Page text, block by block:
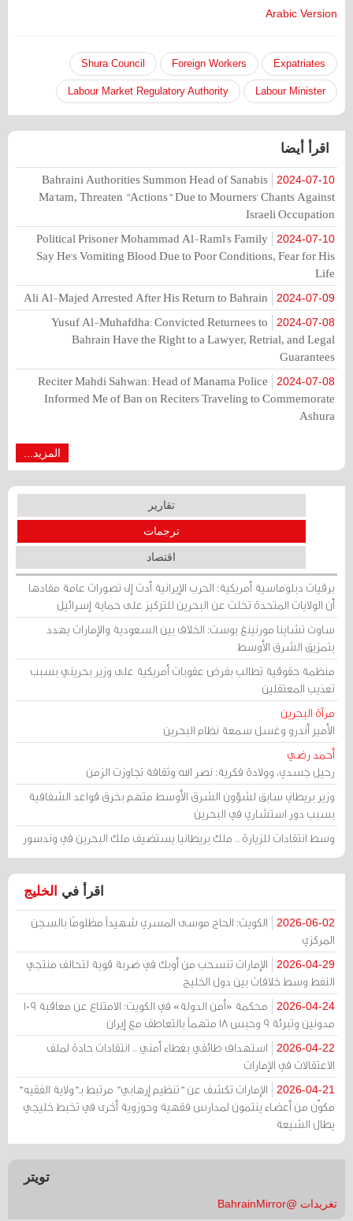
Arabic Version
Expatriates
Foreign Workers
Shura Council
Labour Minister
Labour Market Regulatory Authority
اقرأ أيضا
2024-07-10
Bahraini Authorities Summon Head of Sanabis
Ma'tam, Threaten "Actions" Due to Mourners' Chants Against
Israeli Occupation
2024-07-10
Political Prisoner Mohammad Al-Raml's Family
Say He's Vomiting Blood Due to Poor Conditions, Fear for His
Life
2024-07-09
Ali Al-Majed Arrested After His Return to Bahrain
2024-07-08
Yusuf Al-Muhafdha: Convicted Returnees to
Bahrain Have the Right to a Lawyer, Retrial, and Legal
Guarantees
2024-07-08
Reciter Mahdi Sahwan: Head of Manama Police
Informed Me of Ban on Reciters Traveling to Commemorate
Ashura
المزيد...
تقارير
ترجمات
اقتصاد
برقيات دبلوماسية أمريكية: الحرب الإيرانية أدت إلى تصورات عامة مفادها
أن الولايات المتحدة تخلت عن البحرين للتركيز على حماية إسرائيل
ساوث تشاينا مورنينغ بوست: الخلاف بين السعودية والإمارات يهدد
بتمزيق الشرق الأوسط
منظمة حقوقية تطالب بفرض عقوبات أمريكية على وزير بحريني بسبب
تعذيب المعتقلين
مرآة البحرين
الأمير أندرو وغسل سمعة نظام البحرين
أحمد رضي
رحيل جسدي، وولادة فكرية: نصر الله وثقافة تجاوزت الزمن
وزير بريطاني سابق لشؤون الشرق الأوسط متهم بخرق قواعد الشفافية
بسبب دور استشاري في البحرين
وسط انتقادات للزيارة .. ملك بريطانيا يستضيف ملك البحرين في وندسور
اقرأ في الخليج
2026-06-02
الكويت: الحاج موسى المسري شهيداً مظلومًا بالسجن
المركزي
2026-04-29
الإمارات تنسحب من أوبك في ضربة قوية لتحالف منتجي
النفط وسط خلافات بين دول الخليج
2026-04-24
محكمة «أمن الدولة» في الكويت: الامتناع عن معاقبة 109
مدونين وتبرئة 9 وحبس 18 متهماً بالتعاطف مع إيران
2026-04-22
استهداف طائفي بغطاء أمني .. انتقادات حادة لملف
الاعتقالات في الإمارات
2026-04-21
الإمارات تكشف عن "تنظيم إرهابي" مرتبط بـ"ولاية الفقيه"
مكوّن من أعضاء ينتمون لمدارس فقهية وحوزوية أخرى في تخبط خليجي
يطال الشيعة
تويتر
تغريدات @BahrainMirror